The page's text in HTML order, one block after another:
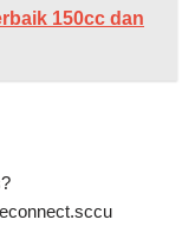
150cc dan